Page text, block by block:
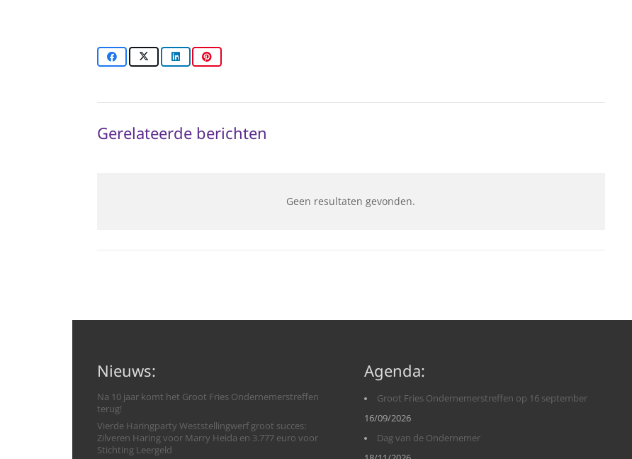
Gerelateerde berichten
Geen resultaten gevonden.
Nieuws:
Na 10 jaar komt het Groot Fries Ondernemerstreffen
terug!
Vierde Haringparty Weststellingwerf groot succes:
Zilveren Haring voor Marry Heida en 3.777 euro voor
Stichting Leergeld
Agenda:
Groot Fries Ondernemerstreffen op 16 september
16/09/2026
Dag van de Ondernemer